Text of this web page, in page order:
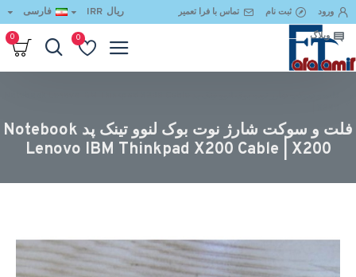
ورود ثبت نام تماس با فرا تعمیر
وبلاگ
ریال IRR فارسی
0
0
فلت و سوکت شارژ نوت بوک لنوو تینک پد Notebook
Lenovo IBM Thinkpad X200 Cable | X200